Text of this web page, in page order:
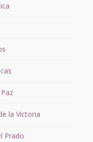
la Victoria
Prado